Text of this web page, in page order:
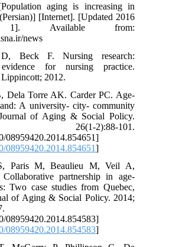
19. ISNA. [Population aging is
Mazandaran (Persian)] [Internet].
October 1]. Available
https://www.isna.ir/news
20. Polith D, Beck F. Nursing
Appraising evidence for nursing
Philadelphia: Lippincott; 2012.
21. Neal MB, Dela Torre AK. Carder
friendly portland: A university- city-
partnership. Journal of Aging & Social
2014; 26(1-2):88-
[DOI:10.1080/08959420.2014.854651]
[DOI:10.1080/08959420.2014.854651
22. Garon S, Paris M, Beaulieu M,
Laliberté A. Collaborative partnership
friendly cities: Two case studies from
Canada.Journal of Aging & Social
[DOI:10.1080/08959420.2014.854583]
[DOI:10.1080/08959420.2014.854583